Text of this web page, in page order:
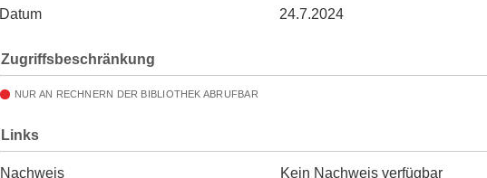
Datum
24.7.2024
Zugriffsbeschränkung
NUR AN RECHNERN DER BIBLIOTHEK ABRUFBAR
Links
Nachweis Kein Nachweis verfügbar